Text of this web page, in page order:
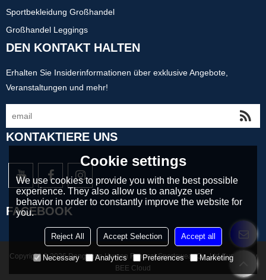
Sportbekleidung Großhandel
Großhandel Leggings
DEN KONTAKT HALTEN
Erhalten Sie Insiderinformationen über exklusive Angebote,
Veranstaltungen und mehr!
KONTAKTIERE UNS
FACEBOOK
Copyright © 2026Dongguan Humen Fengcai Sportswear Co.,LtdSupport By
BEE Cloud
Cookie settings
We use cookies to provide you with the best possible
experience. They also allow us to analyze user
behavior in order to constantly improve the website for
you.
Reject All Accept Selection Accept all
Necessary Analytics Preferences Marketing